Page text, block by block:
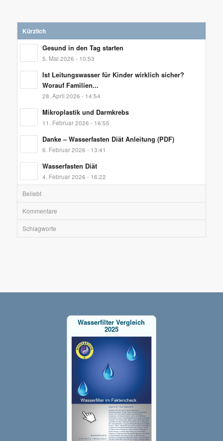
Kürzlich
Gesund in den Tag starten
5. Mai 2026 - 10:53
Ist Leitungswasser für Kinder wirklich sicher?
Worauf Familien...
28. April 2026 - 14:54
Mikroplastik und Darmkrebs
11. Februar 2026 - 16:55
Danke – Wasserfasten Diät Anleitung (PDF)
6. Februar 2026 - 13:41
Wasserfasten Diät
4. Februar 2026 - 16:22
Beliebt
Kommentare
Schlagworte
Wasserfilter Vergleich
2025